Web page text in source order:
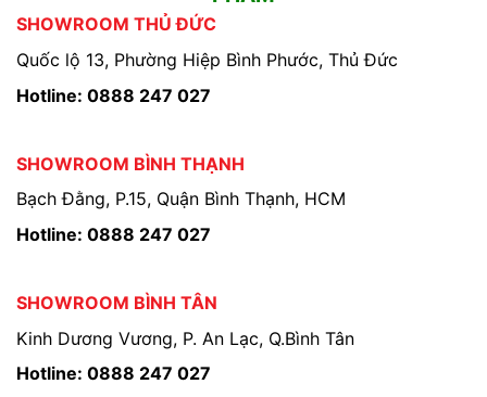
SHOWROOM THỦ ĐỨC
Quốc lộ 13, Phường Hiệp Bình Phước, Thủ Đức
Hotline: 0888 247 027
SHOWROOM BÌNH THẠNH
Bạch Đằng, P.15, Quận Bình Thạnh, HCM
Hotline: 0888 247 027
SHOWROOM BÌNH TÂN
Kinh Dương Vương, P. An Lạc, Q.Bình Tân
Hotline: 0888 247 027